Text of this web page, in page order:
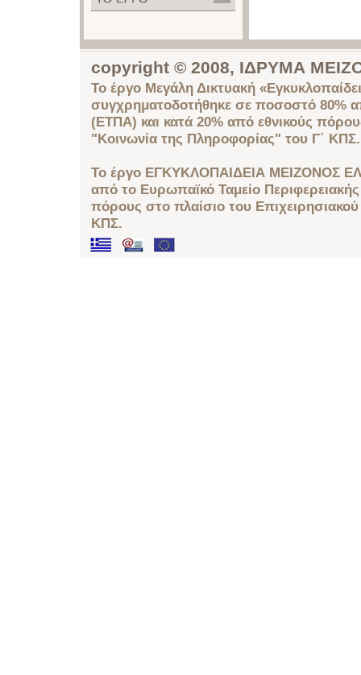
copyright © 2008, ΙΔΡΥΜΑ
Το έργο Μεγάλη Δικτυακή
συγχρηματοδοτήθηκε σε ποσοστό 80%
(ΕΤΠΑ) και κατά 20% από εθνικούς
"Κοινωνία της Πληροφορίας" του Γ΄ ΚΠΣ.
Το έργο ΕΓΚΥΚΛΟΠΑΙΔΕΙΑ ΜΕΙΖΟΝΟΣ
από το Ευρωπαϊκό Ταμείο
πόρους στο πλαίσιο του
ΚΠΣ.